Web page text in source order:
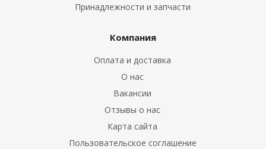
Принадлежности и запчасти
Компания
Оплата и доставка
О нас
Вакансии
Отзывы о нас
Карта сайта
Пользовательское соглашение